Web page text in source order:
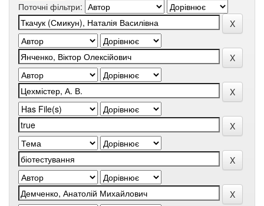
Поточні фільтри: